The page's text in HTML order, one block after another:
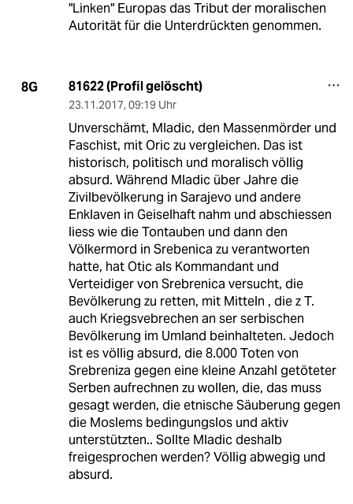
"Linken" Europas das Tribut der moralischen
Autorität für die Unterdrückten genommen.
8G 81622 (Profil gelöscht)
23.11.2017, 09:19 Uhr
Unverschämt, Mladic, den Massenmörder und
Faschist, mit Oric zu vergleichen. Das ist
historisch, politisch und moralisch völlig
absurd. Während Mladic über Jahre die
Zivilbevölkerung in Sarajevo und andere
Enklaven in Geiselhaft nahm und abschiessen
liess wie die Tontauben und dann den
Völkermord in Srebenica zu verantworten
hatte, hat Otic als Kommandant und
Verteidiger von Srebrenica versucht, die
Bevölkerung zu retten, mit Mitteln , die z T.
auch Kriegsvebrechen an ser serbischen
Bevölkerung im Umland beinhalteten. Jedoch
ist es völlig absurd, die 8.000 Toten von
Srebreniza gegen eine kleine Anzahl getöteter
Serben aufrechnen zu wollen, die, das muss
gesagt werden, die etnische Säuberung gegen
die Moslems bedingungslos und aktiv
unterstützten.. Sollte Mladic deshalb
freigesprochen werden? Völlig abwegig und
absurd.